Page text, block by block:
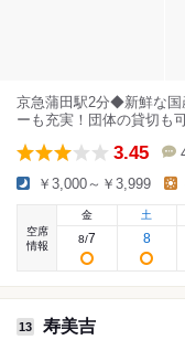
京急蒲田駅2分◆新鮮な国
ーも充実！団体の貸切も
3.45
￥3,000～￥3,999
空席
情報
金
8/7
土
8
13 寿美吉